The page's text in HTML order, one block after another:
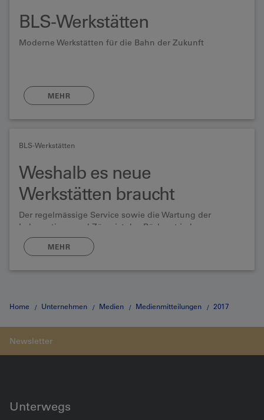
BLS-Werkstätten
Moderne Werkstätten für die Bahn der Zukunft
MEHR
BLS-Werkstätten
Weshalb es neue
Werkstätten braucht
Der regelmässige Service sowie die Wartung der
Lokomotiven und Züge ist das Rückgrat jedes
Bahnunternehmens. Wenn die Züge regelmässig und
gut gewartet werden, fahren sie zuverlässig, sauber und
MEHR
Home Unternehmen Medien Medienmitteilungen 2017
Unterwegs